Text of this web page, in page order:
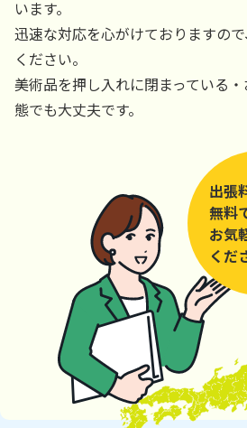
います。
迅速な対応を心がけておりますの
ください。
美術品を押し入れに閉まっている
態でも大丈夫です。
出張
無料
お気
くだ